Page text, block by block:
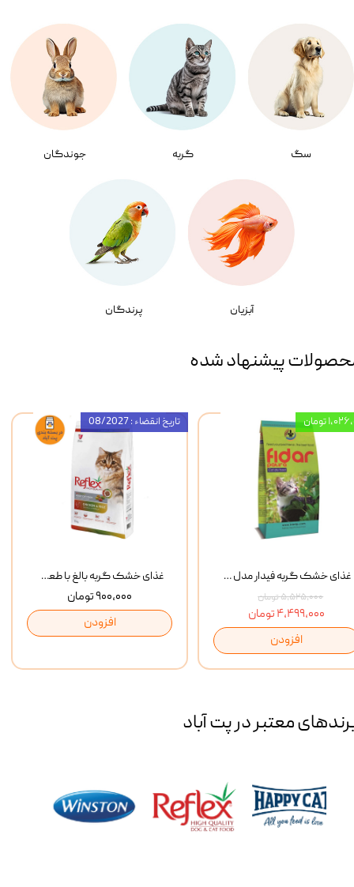
سگ گربه جوندگان
آبزیان پرندگان
پیشنهاد شده
غذای خشک گربه بالغ با طعم مرغ و برنج رفلکس Reflex Multi Color Chicken And Rice وزن 1 کیلوگرم
۹۰۰,۰۰۰ تومان
افزودن
تاریخ انقضاء : 08/2027
غذای خشک گربه فیدار مدل Adult وزن 10 کیلوگرم
۵,۵۲۵,۰۰۰ تومان
۴,۴۹۹,۰۰۰ تومان
افزودن
تومان
معتبر در پت آباد